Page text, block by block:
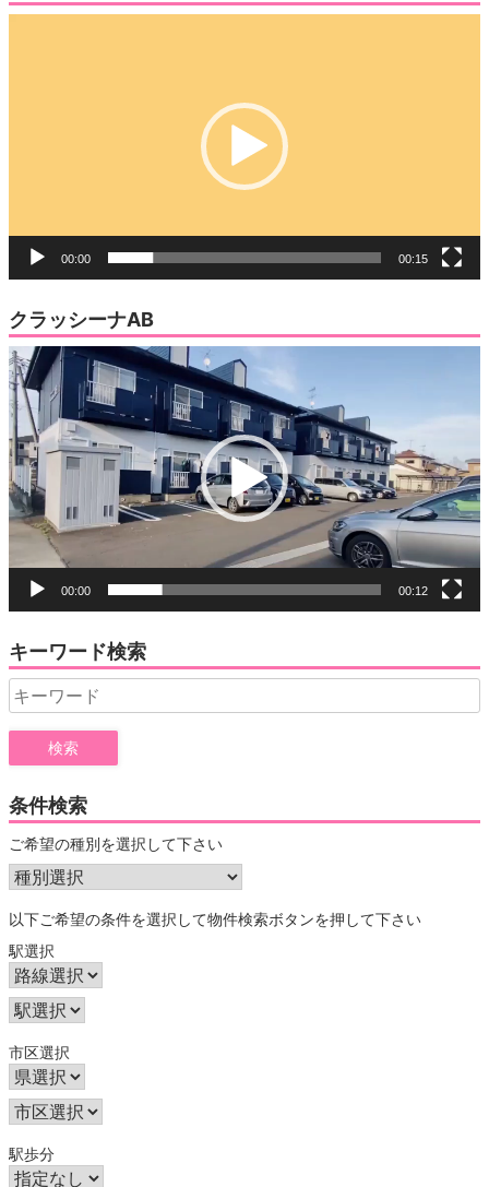
00:00 00:15
クラッシーナAB
動
画
プ
レ
ー
ヤ
ー
00:00 00:12
キーワード検索
Search
for:
条件検索
ご希望の種別を選択して下さい
以下ご希望の条件を選択して物件検索ボタンを押して下さい
駅選択
市区選択
駅歩分